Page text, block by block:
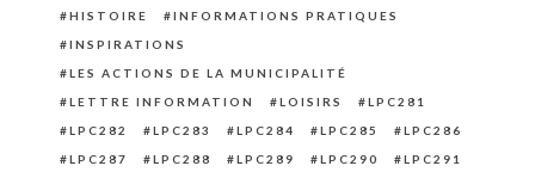
HISTOIRE
INFORMATIONS PRATIQUES
INSPIRATIONS
LES ACTIONS DE LA MUNICIPALITÉ
LETTRE INFORMATION
LOISIRS
LPC281
LPC282
LPC283 LPC284 LPC285
LPC286
LPC287
LPC288 LPC289 LPC290
LPC291